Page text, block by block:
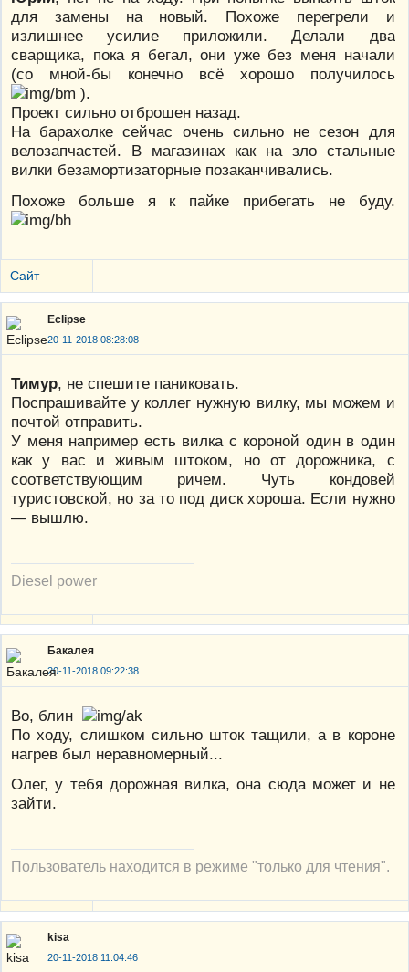
для замены на новый. Похоже перегрели и
излишнее усилие приложили. Делали два
сварщика, пока я бегал, они уже без меня начали
(со мной-бы конечно всё хорошо получилось
).
Проект сильно отброшен назад.
На барахолке сейчас очень сильно не сезон для
велозапчастей. В магазинах как на зло стальные
вилки безамортизаторные позаканчивались.
Похоже больше я к пайке прибегать не буду.
Сайт
Eclipse
20-11-2018 08:28:08
Тимур, не спешите паниковать.
Поспрашивайте у коллег нужную вилку, мы можем и
почтой отправить.
У меня например есть вилка с короной один в один
как у вас и живым штоком, но от дорожника, с
соответствующим ричем. Чуть кондовей
туристовской, но за то под диск хороша. Если нужно
— вышлю.
Diesel power
Бакалея
20-11-2018 09:22:38
Во, блин
По ходу, слишком сильно шток тащили, а в короне
нагрев был неравномерный...
Олег, у тебя дорожная вилка, она сюда может и не
зайти.
Пользователь находится в режиме "только для чтения".
kisa
20-11-2018 11:04:46